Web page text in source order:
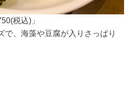
税込)」
で、海藻や豆腐が入りさっぱり